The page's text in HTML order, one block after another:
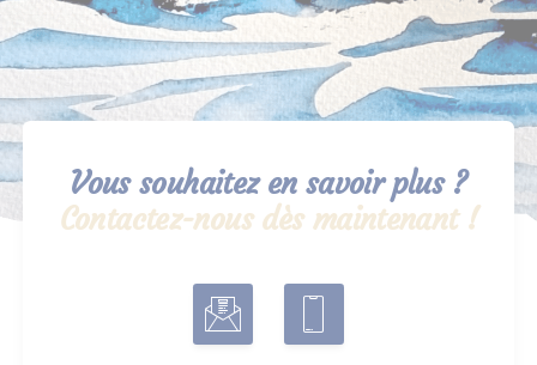
Vous souhaitez en savoir plus ?
Contactez-nous dès maintenant !